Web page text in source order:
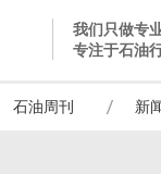
我们只做专
专注于石油
石油周刊 新